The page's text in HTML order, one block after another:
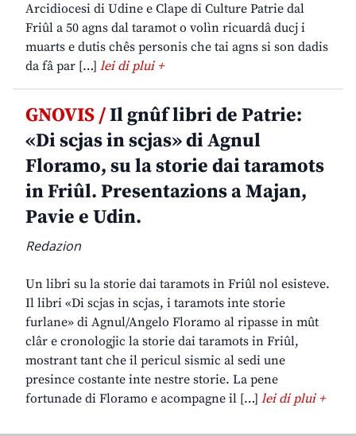
Arcidiocesi di Udine e Clape di Culture Patrie dal
Friûl a 50 agns dal taramot o volìn ricuardâ ducj i
muarts e dutis chês personis che tai agns si son dadis
da fâ par […] lei di plui +
GNOVIS /Il gnûf libri de Patrie:
«Di scjas in scjas» di Agnul
Floramo, su la storie dai taramots
in Friûl. Presentazions a Majan,
Pavie e Udin.
Redazion
Un libri su la storie dai taramots in Friûl nol esisteve.
Il libri «Di scjas in scjas, i taramots inte storie
furlane» di Agnul/Angelo Floramo al ripasse in mût
clâr e cronologjic la storie dai taramots in Friûl,
mostrant tant che il pericul sismic al sedi une
presince costante inte nestre storie. La pene
fortunade di Floramo e acompagne il […] lei di plui +